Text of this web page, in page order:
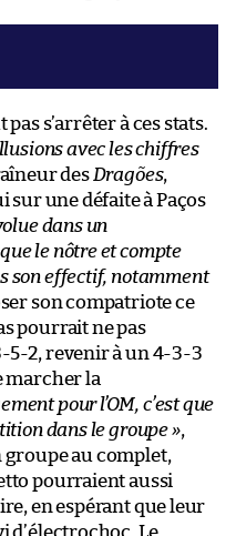
s’arrêter à ces stats.
avec les chiffres
des Dragões,
sur une défaite à Paços
dans un
le nôtre et compte
son effectif, notamment
son compatriote ce
pourrait ne pas
5-2, revenir à un 4-3-3
marcher la
pour l’OM, c’est que
dans le groupe »,
au complet,
pourraient aussi
en espérant que leur
d’électrochoc. Le